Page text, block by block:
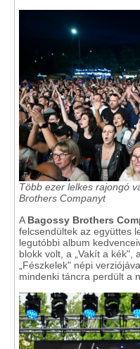
Több ezer lelkes rajongó
Brothers Companyt
A Bagossy Brothers
felcsendültek az együttes
legutóbbi album
blokk volt, a „Vakít a kék",
„Fészkelek" népi
mindenki táncra perdült a